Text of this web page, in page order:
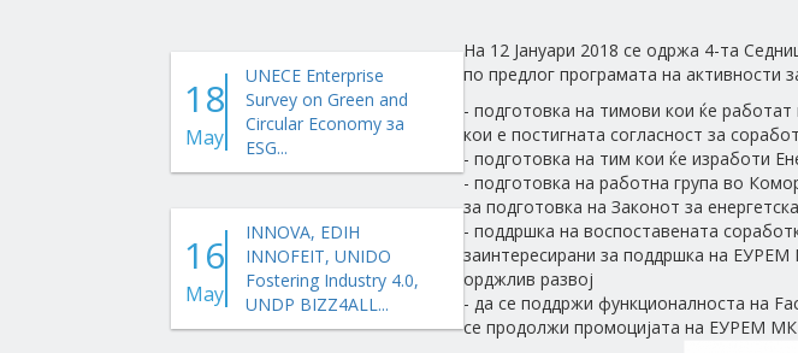
18
May
UNECE Enterprise
Survey on Green and
Circular Economy за
ESG...
16
May
INNOVA, EDIH
INNOFEIT, UNIDO
Fostering Industry 4.0,
UNDP BIZZ4ALL...
На 12 Јануари 2018 се одржа 4-та
по предлог програмата на активности
- подготовка на тимови кои ќе работат
кои е постигната согласност за
- подготовка на тим кои ќе изработи
- подготовка на работна група во
за подготовка на Законот за
- поддршка на воспоставената
заинтересирани за поддршка на ЕУРЕМ
орджлив развој
- да се поддржи функционалноста на
се продолжи промоцијата на ЕУРЕМ МК